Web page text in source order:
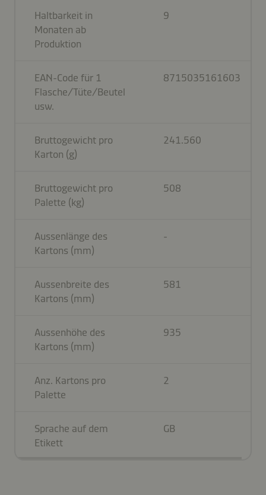
Haltbarkeit in
Monaten ab
Produktion
9
EAN-Code für 1
Flasche/Tüte/Beutel
usw.
8715035161603
Bruttogewicht pro
Karton (g)
241.560
Bruttogewicht pro
Palette (kg)
508
Aussenlänge des
Kartons (mm)
-
Aussenbreite des
Kartons (mm)
581
Aussenhöhe des
Kartons (mm)
935
Anz. Kartons pro
Palette
2
Sprache auf dem
Etikett
GB